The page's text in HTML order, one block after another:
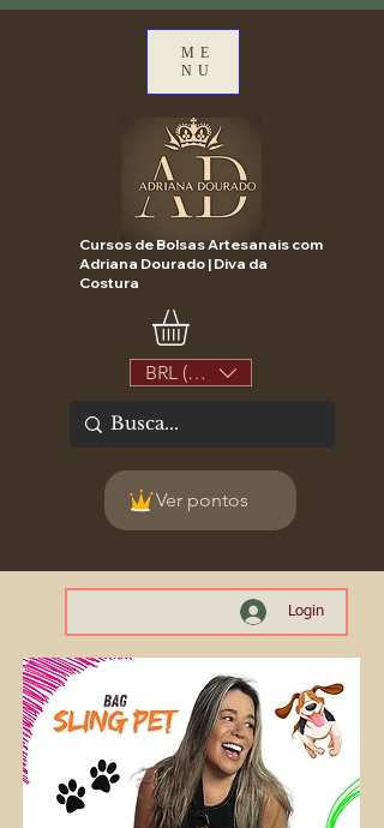
ME
NU
Cursos de Bolsas Artesanais com
Adriana Dourado | Diva da
Costura
BRL (R$)
Ver pontos
Login